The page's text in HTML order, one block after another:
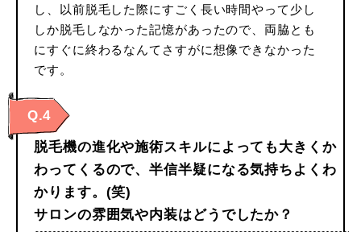
し、以前脱毛した際にすごく長い時間やって少し
しか脱毛しなかった記憶があったので、両脇とも
にすぐに終わるなんてさすがに想像できなかった
です。
Q.4
脱毛機の進化や施術スキルによっても大きくか
わってくるので、半信半疑になる気持ちよくわ
かります。(笑)
サロンの雰囲気や内装はどうでしたか？